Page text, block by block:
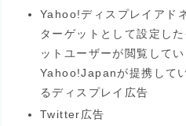
Yahoo!ディスプレイアド
ターゲットとして設定し
ットユーザーが閲覧して
Yahoo!Japanが提携して
るディスプレイ広告
Twitter広告